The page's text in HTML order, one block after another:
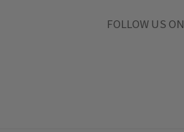
FOLLOW US ON